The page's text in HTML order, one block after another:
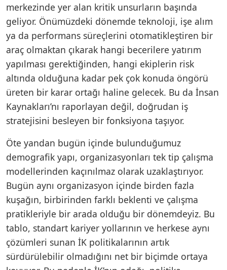
merkezinde yer alan kritik unsurların başında
geliyor. Önümüzdeki dönemde teknoloji, işe alım
ya da performans süreçlerini otomatikleştiren bir
araç olmaktan çıkarak hangi becerilere yatırım
yapılması gerektiğinden, hangi ekiplerin risk
altında olduğuna kadar pek çok konuda öngörü
üreten bir karar ortağı haline gelecek. Bu da İnsan
Kaynakları’nı raporlayan değil, doğrudan iş
stratejisini besleyen bir fonksiyona taşıyor.
Öte yandan bugün içinde bulunduğumuz
demografik yapı, organizasyonları tek tip çalışma
modellerinden kaçınılmaz olarak uzaklaştırıyor.
Bugün aynı organizasyon içinde birden fazla
kuşağın, birbirinden farklı beklenti ve çalışma
pratikleriyle bir arada olduğu bir dönemdeyiz. Bu
tablo, standart kariyer yollarının ve herkese aynı
çözümleri sunan İK politikalarının artık
sürdürülebilir olmadığını net bir biçimde ortaya